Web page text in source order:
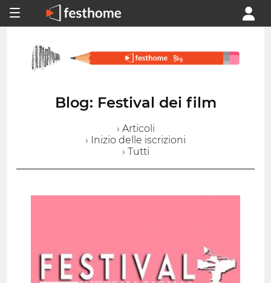
Blog: Festival dei film
› Articoli
› Inizio delle iscrizioni
› Tutti